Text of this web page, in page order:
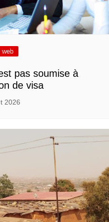
web
pas soumise à
de visa
2026